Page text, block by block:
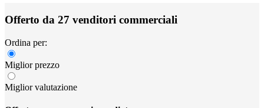
Offerto da 27 venditori commerciali
Ordina per:
Miglior prezzo
Miglior valutazione